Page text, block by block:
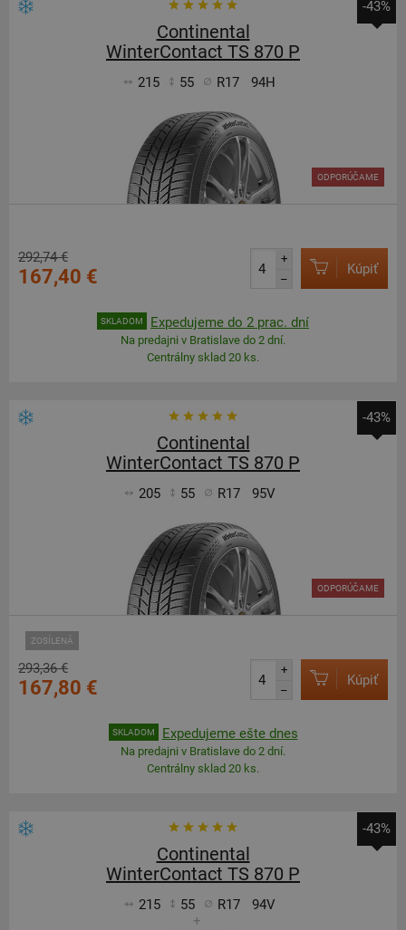
-43%
Continental
WinterContact TS 870 P
215 55 R17 94H
ODPORÚČAME
292,74 €
167,40 €
+
–
Kúpiť
SKLADOM Expedujeme do 2 prac. dní
Na predajni v Bratislave do 2 dní.
Centrálny sklad 20 ks.
-43%
Continental
WinterContact TS 870 P
205 55 R17 95V
ZOSÍLENÁ
ODPORÚČAME
293,36 €
167,80 €
+
–
Kúpiť
SKLADOM Expedujeme ešte dnes
Na predajni v Bratislave do 2 dní.
Centrálny sklad 20 ks.
-43%
Continental
WinterContact TS 870 P
215 55 R17
94V
+